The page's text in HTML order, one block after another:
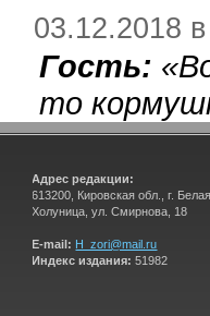
03.12.2018
Гость: «
то
Адрес редакции:
613200, Кировская обл., г. Белая
Холуница, ул. Смирнова, 18
E-mail: H_zori@mail.ru
Индекс издания: 51982